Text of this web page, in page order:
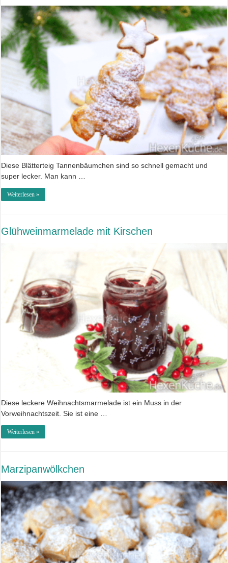
Diese Blätterteig Tannenbäumchen sind so schnell gemacht und
super lecker. Man kann …
Weiterlesen »
Glühweinmarmelade mit Kirschen
Diese leckere Weihnachtsmarmelade ist ein Muss in der
Vorweihnachtszeit. Sie ist eine …
Weiterlesen »
Marzipanwölkchen